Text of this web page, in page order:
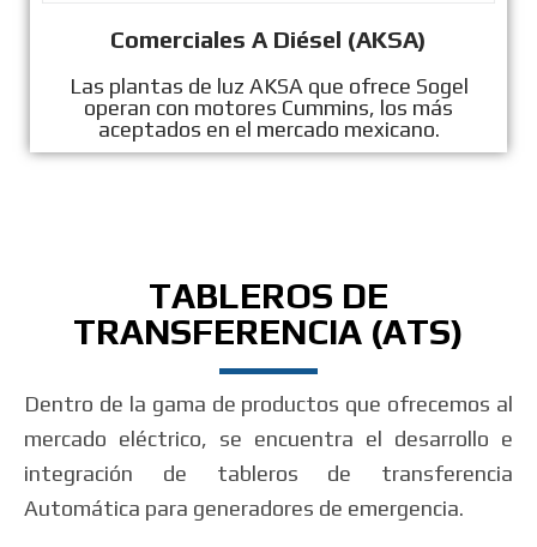
Comerciales A Diésel (AKSA)
Las plantas de luz AKSA que ofrece Sogel
operan con motores Cummins, los más
aceptados en el mercado mexicano.
TABLEROS DE
TRANSFERENCIA (ATS)
Dentro de la gama de productos que ofrecemos al
mercado eléctrico, se encuentra el desarrollo e
integración de tableros de transferencia
Automática para generadores de emergencia.